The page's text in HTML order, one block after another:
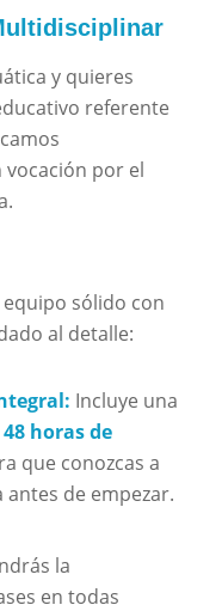
y quieres
referente
por el
sólido con
al detalle:
Incluye una
48 horas de
que conozcas a
de empezar.
la
en todas